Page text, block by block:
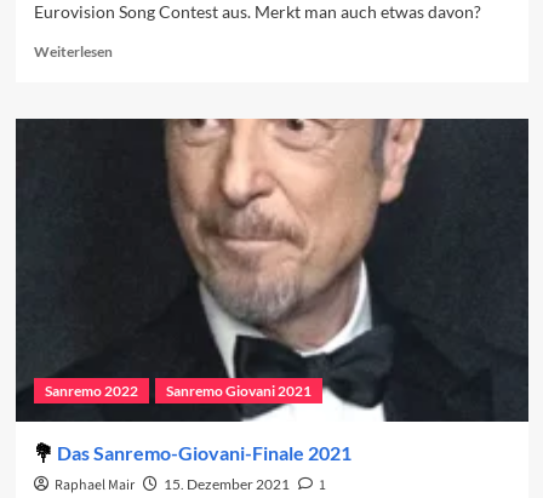
Eurovision Song Contest aus. Merkt man auch etwas davon?
WeiterlesenRead
Wie
Sanremo 2022 Sanremo Giovani 2021
Das Sanremo-Giovani-Finale 2021
Raphael Mair 15. Dezember 2021
1